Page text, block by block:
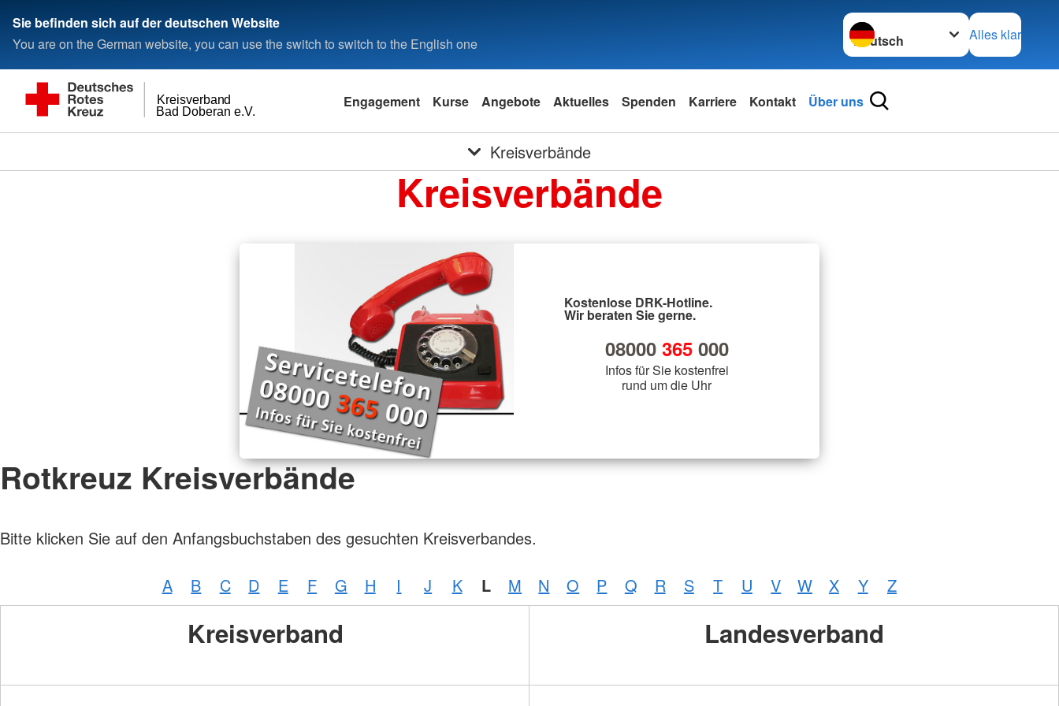
Sie befinden sich auf der deutschen Website
You are on the German website, you can use the switch to switch to the English one
Sprache wechseln zu
Alles klar
Bad Doberan e.V.
Kreisverband Engagement Kurse Angebote Aktuelles Spenden Karriere Kontakt Über uns
Kreisverbände
Kreisverbände
Kostenlose DRK-Hotline.
Wir beraten Sie gerne.
08000 365000
Infos für Sie kostenfrei
rund um die Uhr
Rotkreuz Kreisverbände
Bitte klicken Sie auf den Anfangsbuchstaben des gesuchten Kreisverbandes.
A B C D E F G H I J K L M N O P Q R S T U V W X Y Z
Kreisverband Landesverband